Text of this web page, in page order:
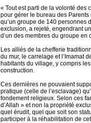
« Tout est parti de la volonté des
pour gérer le bureau des Parents
qu’un groupe de 140 personnes
exclusion, a rejeté, engendrant
d’un des membres du groupe en
Les alliés de la chefferie
du mur, le carrelage et l’Imamat
habitants du village, y compris
construction.
Ces dernières ne pouvaient
pratique (celle de l’esclavage)
fondement religieux. Selon ces
d’Allah » et non la propriété
quel érudit, quel que soit son
participer à la réhabilitation de